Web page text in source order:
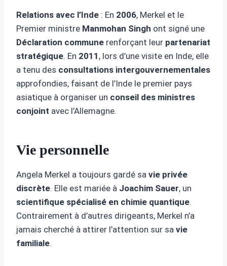
Relations avec l’Inde : En 2006, Merkel et le
Premier ministre Manmohan Singh ont signé une
Déclaration commune renforçant leur partenariat
stratégique. En 2011 , lors d’une visite en Inde, elle
a tenu des consultations intergouvernementales
approfondies, faisant de l’Inde le premier pays
asiatique à organiser un conseil des ministres
conjoint avec l’Allemagne.
Vie personnelle
Angela Merkel a toujours gardé sa vie privée
discrète. Elle est mariée à Joachim Sauer, un
scientifique spécialisé en chimie quantique.
Contrairement à d’autres dirigeants, Merkel n’a
jamais cherché à attirer l’attention sur sa vie
familiale.